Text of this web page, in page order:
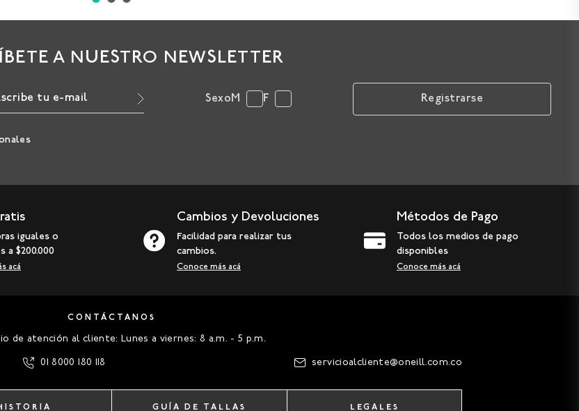
A NUESTRO NEWSLETTER
Sexo M F Registrarse
iguales o
a $200.000
acá
Cambios y Devoluciones
Facilidad para realizar tus
cambios.
Conoce más acá
Métodos de Pago
Todos los medios de pago
disponibles
Conoce más acá
CONTÁCTANOS
de atención al cliente: Lunes a viernes: 8 a.m. - 5 p.m.
01 8000 180 118 servicioalcliente@oneill.com.co
GUÍA DE TALLAS LEGALES